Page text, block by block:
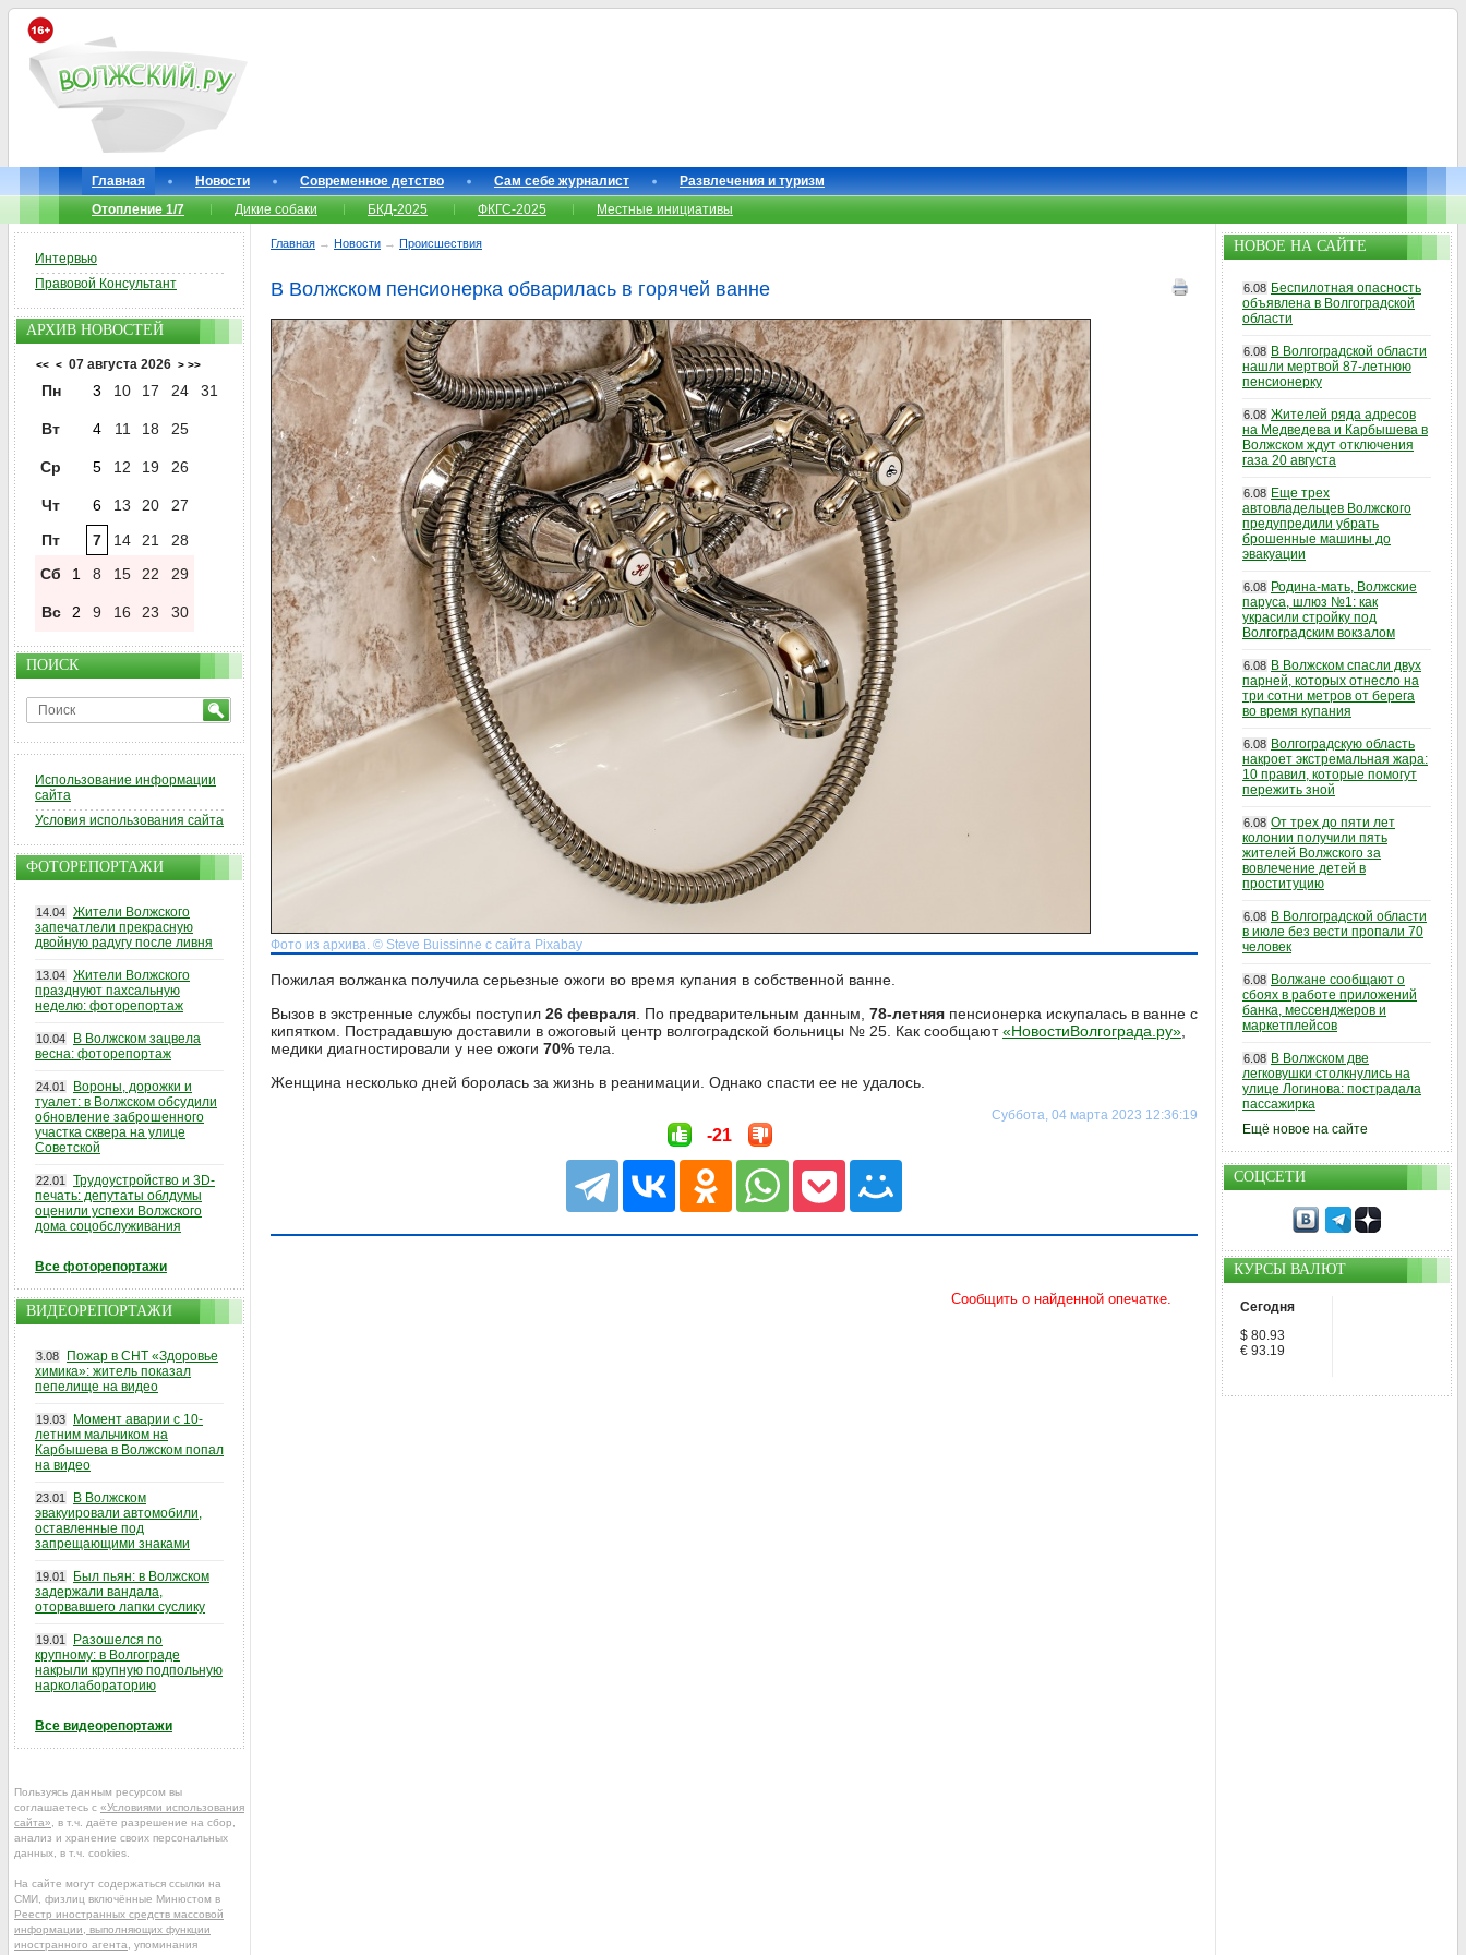
Главная Новости Современное детство Сам себе журналист
Развлечения и туризм
Отопление 1/7
Дикие собаки БКД-2025 ФКГС-2025 Местные инициативы
Главная → Новости → Происшествия
В Волжском пенсионерка обварилась в горячей ванне
Фото из архива. © Steve Buissinne с сайта Pixabay
Пожилая волжанка получила серьезные ожоги во время купания в собственной ванне.
Вызов в экстренные службы поступил 26 февраля . По предварительным данным, 78-летняя пенсионерка искупалась в ванне с
кипятком. Пострадавшую доставили в ожоговый центр волгоградской больницы № 25. Как сообщают«НовостиВолгограда.ру»
медики диагностировали у нее ожоги 70% тела.
Женщина несколько дней боролась за жизнь в реанимации. Однако спасти ее не удалось.
Суббота, 04 марта 2023 12:36:19
-21
Интервью
Правовой Консультант
АРХИВ НОВОСТЕЙ
<< < 07 августа 2026 > >>
Пн 3 10 17 24 31
Вт 4 11 18 25
Ср 5 12 19 26
Чт 6 13 20
27
Пт
7 14 21
28
Сб
1 8 15 22 29
Вс 2 9 16 23 30
ПОИСК
Использование информации
сайта
Условия использования сайта
ФОТОРЕПОРТАЖИ
14.04 Жители Волжского
запечатлели прекрасную
двойную радугу после ливня
13.04 Жители Волжского
празднуют пахсальную
неделю: фоторепортаж
10.04
В Волжском зацвела
весна: фоторепортаж
24.01
Вороны, дорожки и
туалет: в Волжском обсудили
обновление заброшенного
участка сквера на улице
Советской
22.01
Трудоустройство и 3D-
печать: депутаты облдумы
оценили успехи Волжского
дома соцобслуживания
Все фоторепортажи
ВИДЕОРЕПОРТАЖИ
3.08
Пожар в СНТ «Здоровье
химика»: житель показал
пепелище на видео
19.03
Момент аварии с 10-
летним мальчиком на
Карбышева в Волжском попал
на видео
23.01
В Волжском
эвакуировали автомобили,
оставленные под
запрещающими знаками
19.01
Был пьян: в Волжском
задержали вандала,
оторвавшего лапки суслику
19.01
Разошелся по
крупному: в Волгограде
накрыли крупную подпольную
нарколабораторию
Все видеорепортажи
Пользуясь данным ресурсом вы
соглашаетесь с «Условиями использования
сайта» , в т.ч. даёте разрешение на сбор,
анализ и хранение своих персональных
данных, в т.ч. cookies.
На сайте могут содержаться ссылки на
СМИ, физлиц включённые Минюстом в
Реестр иностранных средств массовой
информации, выполняющих функции
иностранного агента , упоминания
НОВОЕ НА САЙТЕ
6.08 Беспилотная опасность
объявлена в Волгоградской
области
6.08 В Волгоградской области
нашли мертвой 87-летнюю
пенсионерку
6.08 Жителей ряда адресов
на Медведева и Карбышева в
Волжском ждут отключения
газа 20 августа
6.08 Еще трех
автовладельцев Волжского
предупредили убрать
брошенные машины до
эвакуации
6.08 Родина-мать, Волжские
паруса, шлюз №1: как
украсили стройку под
Волгоградским вокзалом
6.08 В Волжском спасли двух
парней, которых отнесло на
три сотни метров от берега
во время купания
6.08 Волгоградскую область
накроет экстремальная жара:
10 правил, которые помогут
пережить зной
6.08 От трех до пяти лет
колонии получили пять
жителей Волжского за
вовлечение детей в
проституцию
6.08 В Волгоградской области
в июле без вести пропали 70
человек
6.08 Волжане сообщают о
сбоях в работе приложений
банка, мессенджеров и
маркетплейсов
6.08 В Волжском две
легковушки столкнулись на
улице Логинова: пострадала
пассажирка
Ещё новое на сайте
СОЦСЕТИ
КУРСЫ ВАЛЮТ
Сегодня
$ 80.93
€ 93.19